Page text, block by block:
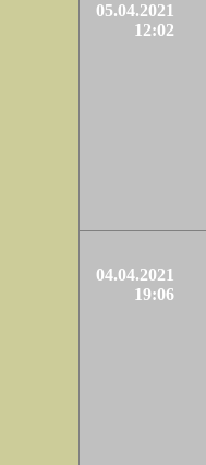
05.04.2021
12:02
04.04.2021
19:06